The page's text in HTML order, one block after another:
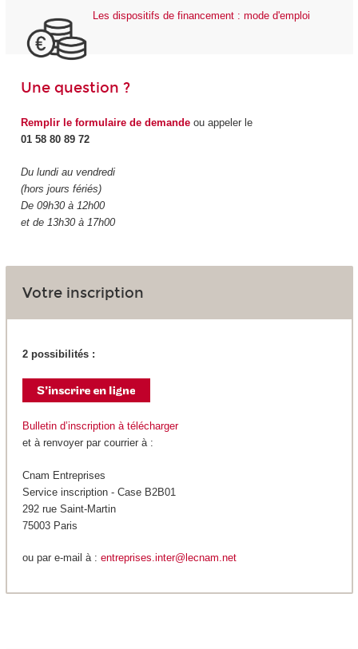
Les dispositifs de financement : mode d'emploi
Une question ?
Remplir le formulaire de demandeou appeler le
01 58 80 89 72
Du lundi au vendredi
(hors jours fériés)
De 09h30 à 12h00
et de 13h30 à 17h00
Votre inscription
2 possibilités :
Bulletin d’inscription à télécharger
et à renvoyer par courrier à :
Cnam Entreprises
Service inscription - Case B2B01
292 rue Saint-Martin
75003 Paris
ou par e-mail à : entreprises.inter@lecnam.net